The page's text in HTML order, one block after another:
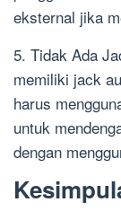
eksternal jika
5. Tidak Ada
memiliki jack
harus
untuk
dengan